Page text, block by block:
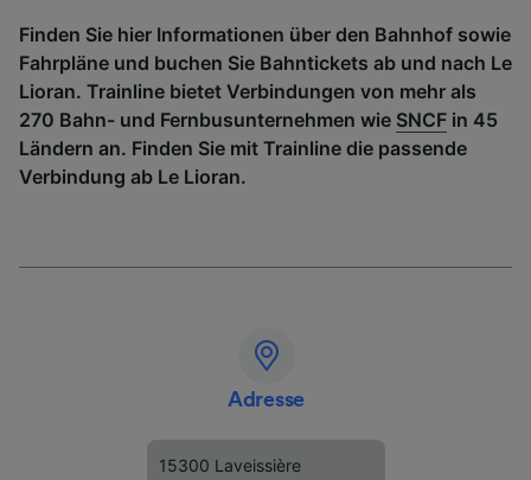
Finden Sie hier Informationen über den Bahnhof sowie
Fahrpläne und buchen Sie Bahntickets ab und nach Le
Lioran. Trainline bietet Verbindungen von mehr als
270 Bahn- und Fernbusunternehmen wie SNCF in 45
Ländern an. Finden Sie mit Trainline die passende
Verbindung ab Le Lioran.
Adresse
15300 Laveissière